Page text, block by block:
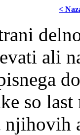
<
ali
so
njihovih